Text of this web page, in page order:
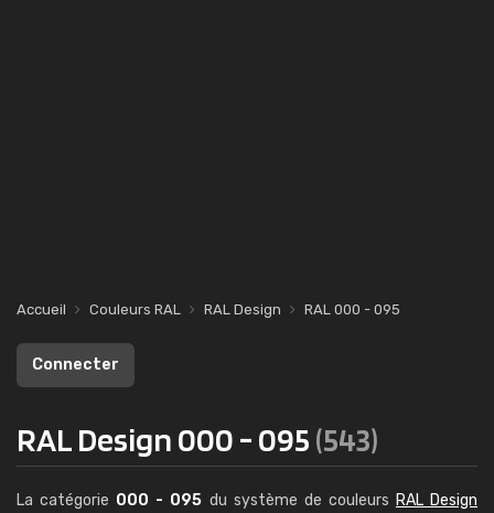
Accueil Couleurs RAL RAL Design RAL 000 - 095
Connecter
RAL Design 000 - 095(543)
La catégorie 000 - 095 du système de couleurs RAL Design